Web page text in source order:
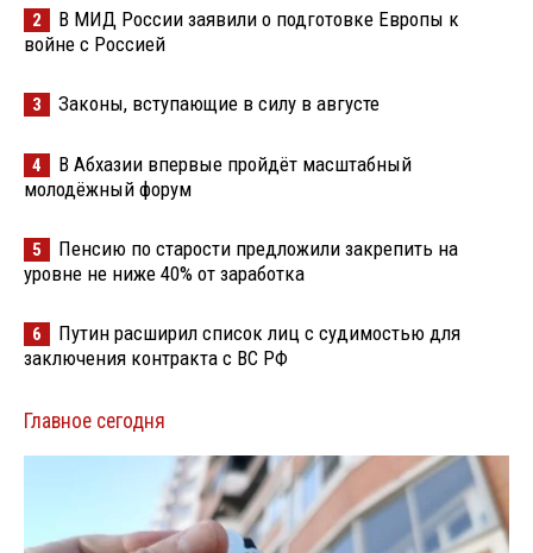
2
В МИД России заявили о подготовке Европы к
войне с Россией
3 Законы, вступающие в силу в августе
4
В Абхазии впервые пройдёт масштабный
молодёжный форум
5
Пенсию по старости предложили закрепить на
уровне не ниже 40% от заработка
6
Путин расширил список лиц с судимостью для
заключения контракта с ВС РФ
Главное сегодня